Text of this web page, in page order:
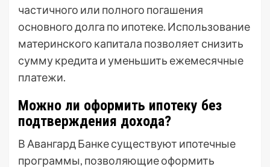
частичного или полного погашения
основного долга по ипотеке. Использование
материнского капитала позволяет снизить
сумму кредита и уменьшить ежемесячные
платежи.
Можно ли оформить ипотеку без
подтверждения дохода?
В Авангард Банке существуют ипотечные
программы, позволяющие оформить